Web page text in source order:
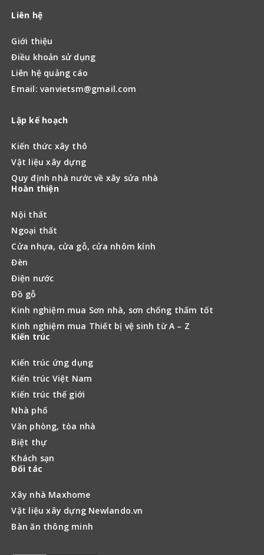
Liên hệ
Giới thiệu
Điều khoản sử dụng
Liên hệ quảng cáo
Email: vanvietsm@gmail.com
Lập kế hoạch
Kiến thức xây thô
Vật liệu xây dựng
Quy định nhà nước về xây sửa nhà
Hoàn thiện
Nội thất
Ngoại thất
Cửa nhựa, cửa gỗ, cửa nhôm kính
Đèn
Điện nước
Đồ gỗ
Kinh nghiệm mua Sơn nhà, sơn chống thấm tốt
Kinh nghiệm mua Thiết bị vệ sinh từ A – Z
Kiến trúc
Kiến trúc ứng dụng
Kiến trúc Việt Nam
Kiến trúc thế giới
Nhà phố
Văn phòng, tòa nhà
Biệt thự
Khách sạn
Đối tác
Xây nhà Maxhome
Vật liệu xây dựng Newlando.vn
Bàn ăn thông minh